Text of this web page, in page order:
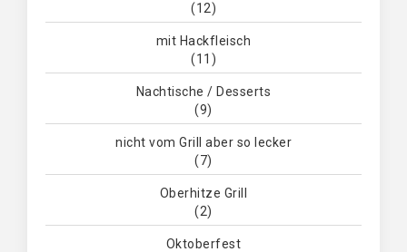
(12)
mit Hackfleisch
(11)
Nachtische / Desserts
(9)
nicht vom Grill aber so lecker
(7)
Oberhitze Grill
(2)
Oktoberfest